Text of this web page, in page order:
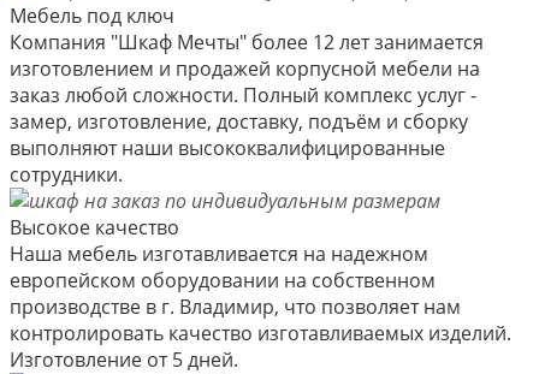
Мебель под ключ
Компания "Шкаф Мечты" более 12 лет занимается
изготовлением и продажей корпусной мебели на
заказ любой сложности. Полный комплекс услуг -
замер, изготовление, доставку, подъём и сборку
выполняют наши высококвалифицированные
сотрудники.
Высокое качество
Наша мебель изготавливается на надежном
европейском оборудовании на собственном
производстве в г. Владимир, что позволяет нам
контролировать качество изготавливаемых изделий.
Изготовление от 5 дней.